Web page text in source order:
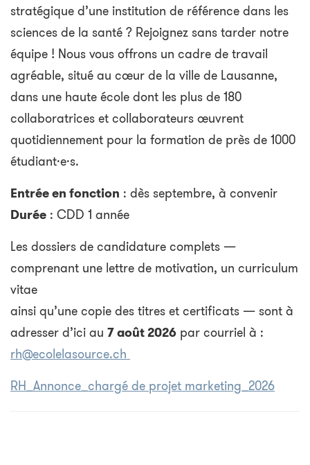
stratégique d’une institution de référence dans les
sciences de la santé ? Rejoignez sans tarder notre
équipe ! Nous vous offrons un cadre de travail
agréable, situé au cœur de la ville de Lausanne,
dans une haute école dont les plus de 180
collaboratrices et collaborateurs œuvrent
quotidiennement pour la formation de près de 1000
étudiant·e·s.
Entrée en fonction : dès septembre, à convenir
Durée : CDD 1 année
Les dossiers de candidature complets —
comprenant une lettre de motivation, un curriculum
vitae
ainsi qu’une copie des titres et certificats — sont à
adresser d’ici au 7 août 2026 par courriel à :
rh@ecolelasource.ch
RH_Annonce_chargé de projet marketing_2026